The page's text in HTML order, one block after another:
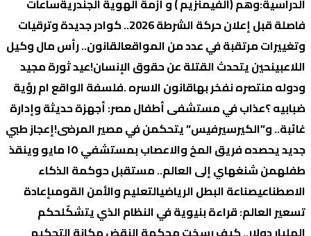
الدراسية:وهم (الفيمنزيم ) و أزمة الهوية الجندريةساعات
فاصلة قبل إعلان حركة الشرطة 2026.. كوادر جديدة وترقيات
وتغييرات مرتقبة في عدد من المواقعالقانون.. رأس مال وكيل
اللاعبينحين يتحدث القتلة عن حقوق الإنسان!عيد ثورة مجيد
ودوله منتصره نفخر بهاقانون الاسره .فلسفة الواقع ام رؤية
ضبابيه ؟عذاب في مستشفى أطفال مصر: أجهزة حديثة وإدارة
غائبة.. و”الكيرسيرفيس” يتحكمن في مصير المرضى!إعجاز طبي
جديد يحصده فريق المخ والاعصاب بمستشفي ١٥ مايو وينقذ
طفلهمن شنغهاي إلى العالم.. مستقبل حوكمة الذكاء
الاصطناعيصناعة البطل الرياضيالتعليم والأمن القومىإعادة
تسعير العالم: قراءة بنيوية في النظام الذي يتشكّلحكم